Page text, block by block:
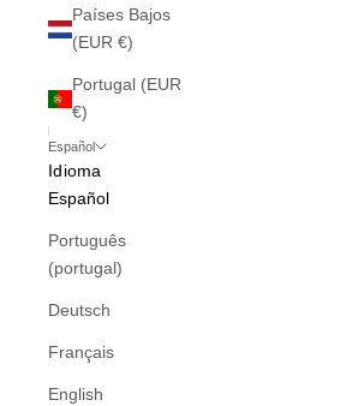
Países Bajos
(EUR €)
Portugal (EUR
€)
Español
Idioma
Español
Português
(portugal)
Deutsch
Français
English